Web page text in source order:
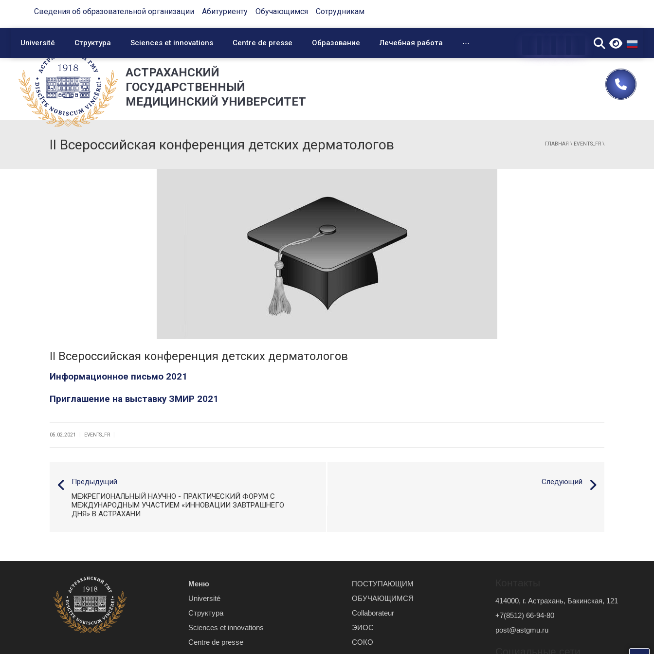
Сведения об образовательной организации Абитуриенту Обучающимся Сотрудникам
Université Структура Sciences et innovations Centre de presse Образование Лечебная работа ⋯ ▼
АСТРАХАНСКИЙ
ГОСУДАРСТВЕННЫЙ
МЕДИЦИНСКИЙ УНИВЕРСИТЕТ
II Всероссийская конференция детских дерматологов ГЛАВНАЯ \ EVENTS_FR \
II Всероссийская конференция детских дерматологов
Информационное письмо 2021
Приглашение на выставку ЗМИР 2021
05.02.2021 EVENTS_FR
Предыдущий
МЕЖРЕГИОНАЛЬНЫЙ НАУЧНО - ПРАКТИЧЕСКИЙ ФОРУМ С
МЕЖДУНАРОДНЫМ УЧАСТИЕМ «ИННОВАЦИИ ЗАВТРАШНЕГО
ДНЯ» В АСТРАХАНИ
Следующий
Меню
Université
Структура
Sciences et innovations
Centre de presse
ПОСТУПАЮЩИМ
ОБУЧАЮЩИМСЯ
Сollaborateur
ЭИОС
СОКО
414000, г. Астрахань, Бакинская, 121
+7(8512) 66-94-80
post@astgmu.ru